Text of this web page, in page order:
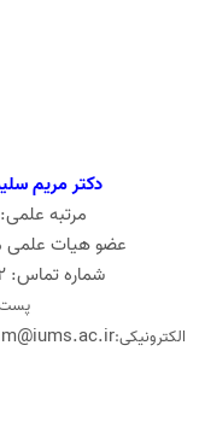
دکتر مریم
مرتبه علمی:
عضو هیات علمی
شماره تماس: 86702242
الکترونیکی: